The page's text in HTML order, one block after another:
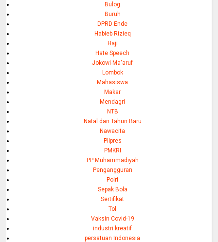
Bulog
Buruh
DPRD Ende
Habieb Rizieq
Haji
Hate Speech
Jokowi-Ma'aruf
Lombok
Mahasiswa
Makar
Mendagri
NTB
Natal dan Tahun Baru
Nawacita
PIlpres
PMKRI
PP Muhammadiyah
Pengangguran
Polri
Sepak Bola
Sertifikat
Tol
Vaksin Covid-19
industri kreatif
persatuan Indonesia